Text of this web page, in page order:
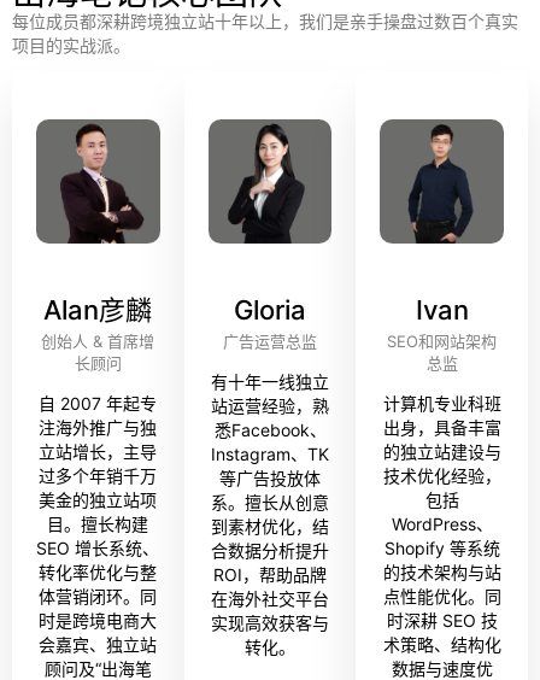
每位成员都深耕跨境独立站十年以上，我们是亲手操盘过数百个真实
项目的实战派。
Alan彦麟
创始人 & 首席增
长顾问
自 2007 年起专
注海外推广与独
立站增长，主导
过多个年销千万
美金的独立站项
目。擅长构建
SEO 增长系统、
转化率优化与整
体营销闭环。同
时是跨境电商大
会嘉宾、独立站
顾问及“出海笔
Gloria
广告运营总监
有十年一线独立
站运营经验，熟
悉Facebook、
Instagram、TK
等广告投放体
系。擅长从创意
到素材优化，结
合数据分析提升
ROI，帮助品牌
在海外社交平台
实现高效获客与
转化。
Ivan
SEO和网站架构
总监
计算机专业科班
出身，具备丰富
的独立站建设与
技术优化经验，
包括
WordPress、
Shopify 等系统
的技术架构与站
点性能优化。同
时深耕 SEO 技
术策略、结构化
数据与速度优